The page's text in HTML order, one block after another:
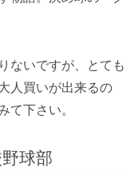
ないですが、とても
人買いが出来るの
て下さい。
球部